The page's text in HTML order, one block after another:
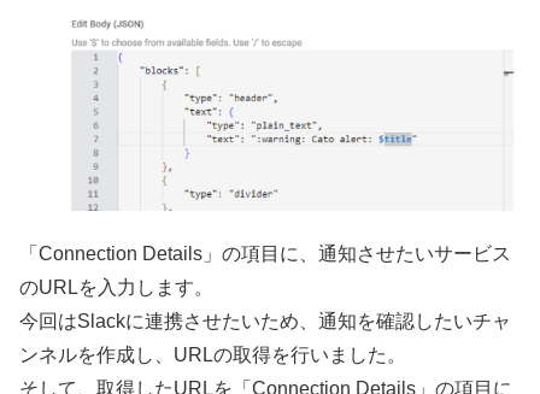
「Connection Details」の項目に、通知させたいサービス
のURLを入力します。
今回はSlackに連携させたいため、通知を確認したいチャ
ンネルを作成し、URLの取得を行いました。
そして、取得したURLを「Connection Details」の項目に